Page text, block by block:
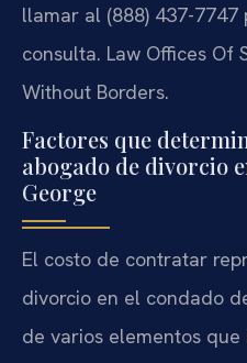
llamar al (888) 437-
consulta. Law Offices Of
Without Borders.
Factores que
abogado de divorcio
George
El costo de contratar
divorcio en el condado
de varios elementos